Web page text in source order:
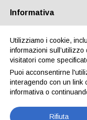
Chi siamo Partners
Informativa
Utilizziamo i cookie,
informazioni
visitatori come
Puoi acconsentirne
interagendo con un link
informativa o
Rifiuta